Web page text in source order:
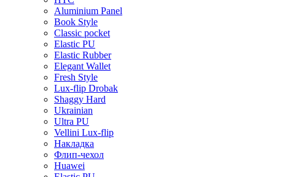
Aluminium Panel
Book Style
Classic pocket
Elastic PU
Elastic Rubber
Elegant Wallet
Fresh Style
Lux-flip Drobak
Shaggy Hard
Ukrainian
Ultra PU
Vellini Lux-flip
Накладка
Флип-чехол
Huawei